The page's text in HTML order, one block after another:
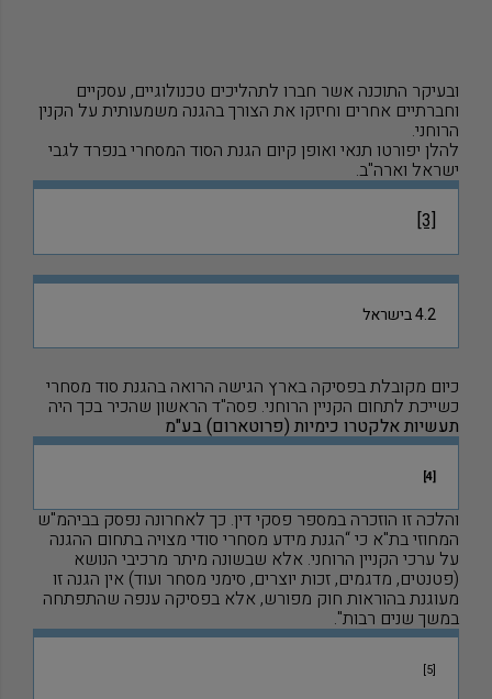
ובעיקר התוכנה אשר חברו לתהליכים טכנולוגיים, עסקיים
וחברתיים אחרים וחיזקו את הצורך בהגנה משמעותית על הקנין
הרוחני.
להלן יפורטו תנאי ואופן קיום הגנת הסוד המסחרי בנפרד לגבי
ישראל וארה"ב.
[3]
4.2 בישראל
כיום מקובלת בפסיקה בארץ הגישה הרואה בהגנת סוד מסחרי
כשייכת לתחום הקניין הרוחני. פסה"ד הראשון שהכיר בכך היה
תעשיות אלקטרו כימיות (פרוטארום) בע"מ
[4]
והלכה זו הוזכרה במספר פסקי דין. כך לאחרונה נפסק בביהמ"ש
המחוזי בת"א כי “הגנת מידע מסחרי סודי מצויה בתחום ההגנה
על ערכי הקניין הרוחני. אלא שבשונה מיתר מרכיבי הנושא
(פטנטים, מדגמים, זכות יוצרים, סימני מסחר ועוד) אין הגנה זו
מעוגנת בהוראות חוק מפורש, אלא בפסיקה ענפה שהתפתחה
במשך שנים רבות"
.
[5]